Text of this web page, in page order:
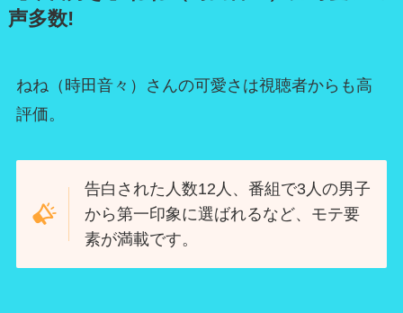
声多数!
ねね（時田音々）さんの可愛さは視聴者からも高
評価。
告白された人数12人、番組で3人の男子
から第一印象に選ばれるなど、モテ要
素が満載です。